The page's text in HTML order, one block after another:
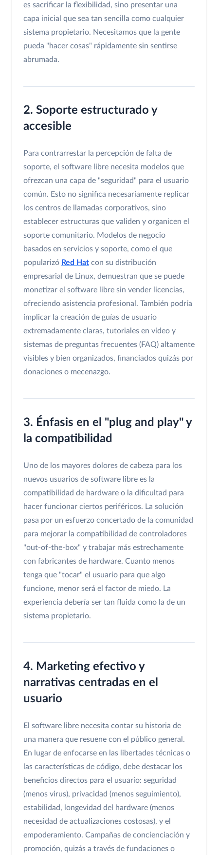
es sacrificar la flexibilidad, sino presentar una
capa inicial que sea tan sencilla como cualquier
sistema propietario. Necesitamos que la gente
pueda "hacer cosas" rápidamente sin sentirse
abrumada.
2. Soporte estructurado y
accesible
Para contrarrestar la percepción de falta de
soporte, el software libre necesita modelos que
ofrezcan una capa de "seguridad" para el usuario
común. Esto no significa necesariamente replicar
los centros de llamadas corporativos, sino
establecer estructuras que validen y organicen el
soporte comunitario. Modelos de negocio
basados en servicios y soporte, como el que
popularizó Red Hat con su distribución
empresarial de Linux, demuestran que se puede
monetizar el software libre sin vender licencias,
ofreciendo asistencia profesional. También podría
implicar la creación de guías de usuario
extremadamente claras, tutoriales en vídeo y
sistemas de preguntas frecuentes (FAQ) altamente
visibles y bien organizados, financiados quizás por
donaciones o mecenazgo.
3. Énfasis en el "plug and play" y
la compatibilidad
Uno de los mayores dolores de cabeza para los
nuevos usuarios de software libre es la
compatibilidad de hardware o la dificultad para
hacer funcionar ciertos periféricos. La solución
pasa por un esfuerzo concertado de la comunidad
para mejorar la compatibilidad de controladores
"out-of-the-box" y trabajar más estrechamente
con fabricantes de hardware. Cuanto menos
tenga que "tocar" el usuario para que algo
funcione, menor será el factor de miedo. La
experiencia debería ser tan fluida como la de un
sistema propietario.
4. Marketing efectivo y
narrativas centradas en el
usuario
El software libre necesita contar su historia de
una manera que resuene con el público general.
En lugar de enfocarse en las libertades técnicas o
las características de código, debe destacar los
beneficios directos para el usuario: seguridad
(menos virus), privacidad (menos seguimiento),
estabilidad, longevidad del hardware (menos
necesidad de actualizaciones costosas), y el
empoderamiento. Campañas de concienciación y
promoción, quizás a través de fundaciones o